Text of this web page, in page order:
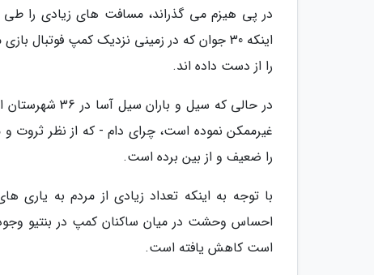
در پی هیزم می گذراند، مسافت های زیادی را طی
اینکه 30 جوان که در زمینی نزدیک کمپ
را از دست داده اند.
غیرممکن نموده است، چرای دام - که از نظر ثروت
را ضعیف و از بین برده است.
با توجه به اینکه تعداد زیادی از مردم به یاری
است کاهش یافته است.